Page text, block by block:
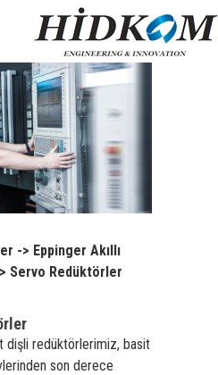
-> Eppinger Akıllı
Servo Redüktörler
dişli redüktörlerimiz, basit
son derece